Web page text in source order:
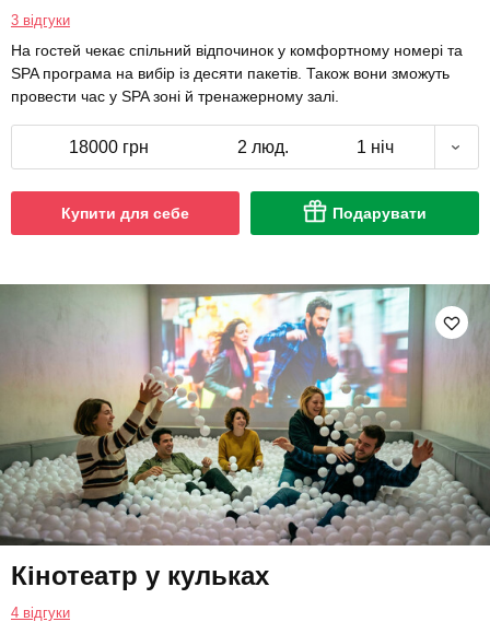
3 відгуки
На гостей чекає спільний відпочинок у комфортному номері та
SPA програма на вибір із десяти пакетів. Також вони зможуть
провести час у SPA зоні й тренажерному залі.
18000 грн 2 люд. 1 ніч
Купити для себе Подарувати
Кінотеатр у кульках
4 відгуки